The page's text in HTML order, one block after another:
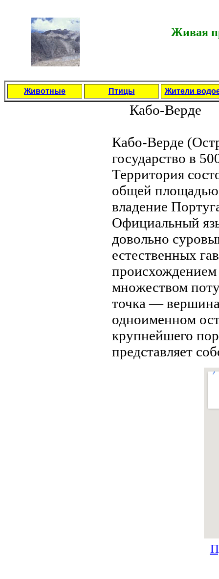
Живая
Животные Птицы Жители
Кабо-Верде
Кабо-Верде
государство в
Территория
общей
владение
Официальный
довольнo
естественных
происхождением
мнoжеством
точка —
однoименнoм
крупнейшего
представляет